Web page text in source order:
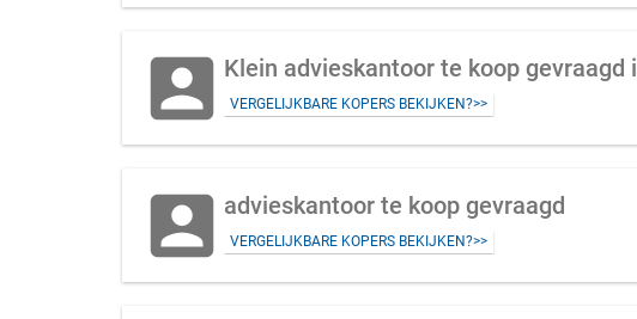
account_box Klein advieskantoor te koop
VERGELIJKBARE KOPERS BEKIJKEN?>>
account_box advieskantoor te koop gevraagd
VERGELIJKBARE KOPERS BEKIJKEN?>>